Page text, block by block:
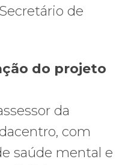
de
do projeto
da
com
saúde mental e